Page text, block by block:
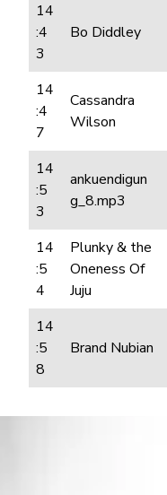
14
:4
3
Bo Diddley
14
:4
7
Cassandra
Wilson
14
:5
3
ankuendigun
g_8.mp3
14
:5
4
Plunky & the
Oneness Of
Juju
14
:5
8
Brand Nubian